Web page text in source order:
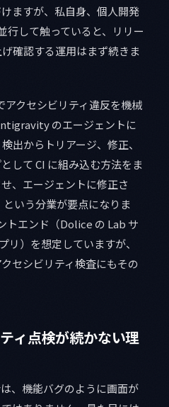
ますが、私自身、個人開発
行して触っていると、リリー
確認する運用はまず続きま
クセシビリティ違反を機械
のエージェントに
出からトリアージ、修正、
して CI に組み込む方法をま
、エージェントに修正さ
いう分業が要点になりま
トエンド（Dolice の Lab サ
リ）を想定していますが、
セシビリティ検査にもその
ィ点検が続かない理
、機能バグのように画面が